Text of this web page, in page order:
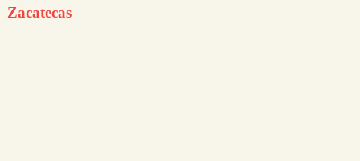
Zacatecas